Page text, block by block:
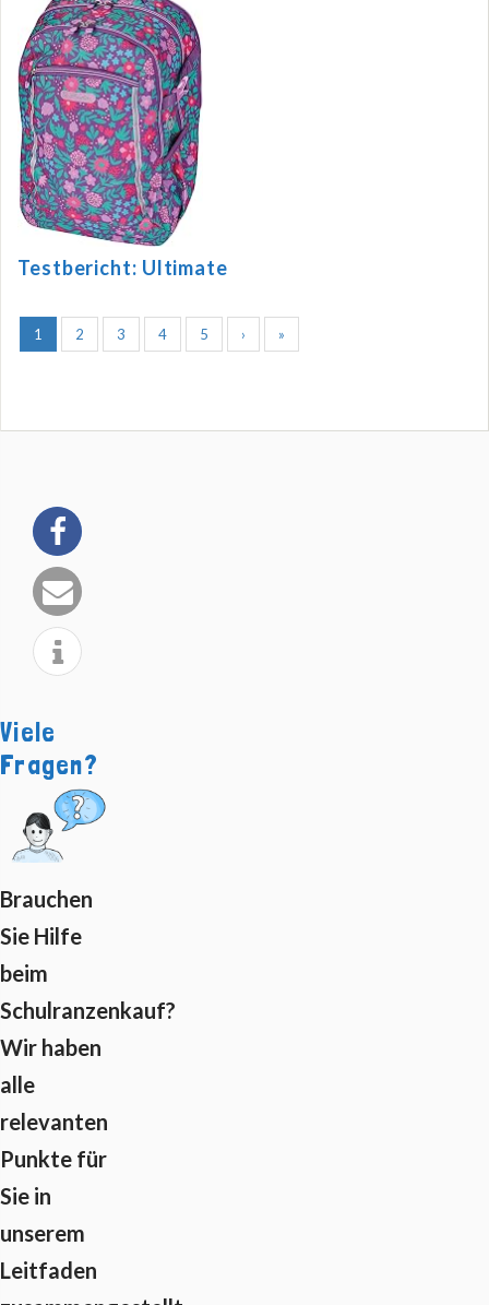
Testbericht: Ultimate
1 2 3 4 5 › »
Viele
Fragen?
Brauchen
Sie Hilfe
beim
Schulranzenkauf?
Wir haben
alle
relevanten
Punkte für
Sie in
unserem
Leitfaden